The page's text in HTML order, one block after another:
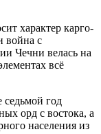
характер карго-
война с
Чечни велась на
всё
седьмой год
орд с востока, а
населения из